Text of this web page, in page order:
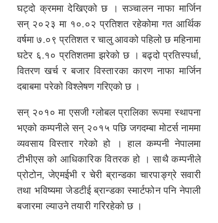
घट्दो क्रममा देखिएको छ । सञ्चालन नाफा मार्जिन
सन् २०२३ मा १०.०२ प्रतिशत रहेकोमा गत आर्थिक
वर्षमा ७.०९ प्रतिशत र चालु आवको पहिलो छ महिनामा
घटेर ६.१० प्रतिशतमा झरेको छ । बढ्दो प्रतिस्पर्धा,
वितरण खर्च र बजार विस्तारका कारण नाफा मार्जिन
दबाबमा परेको विश्लेषण गरिएको छ ।
सन् २०१० मा एसजी ग्लोबल प्रालिका रूपमा स्थापना
भएको कम्पनीले सन् २०१५ पछि जगदम्बा मोटर्स नाममा
व्यवसाय विस्तार गरेको हो । हाल कम्पनी नेपालमा
टीभीएस को आधिकारिक वितरक हो । साथै कम्पनीले
प्रोटोन, जेएमईभी र चेरी ब्रान्डका चारपाङ्ग्रे सवारी
तथा भविष्यमा जेडटीई ब्रान्डका स्मार्टफोन पनि नेपाली
बजारमा ल्याउने तयारी गरिरहेको छ ।